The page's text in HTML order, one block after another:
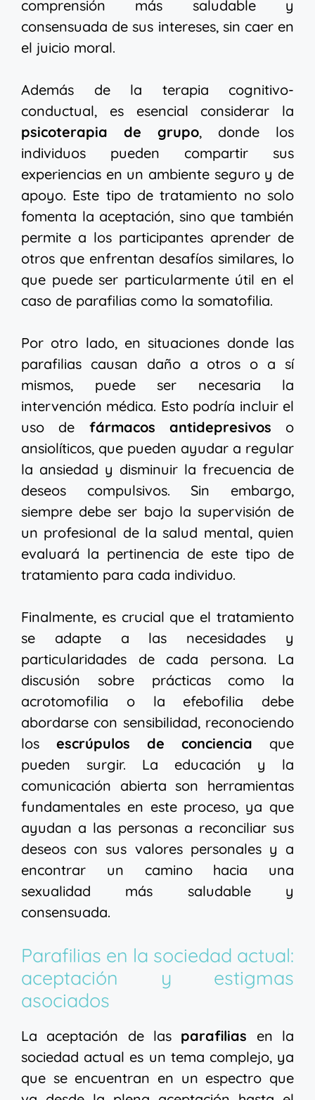
comprensión más saludable y
consensuada de sus intereses, sin caer en
el juicio moral.
Además de la terapia cognitivo-
conductual, es esencial considerar la
psicoterapia de grupo, donde los
individuos pueden compartir sus
experiencias en un ambiente seguro y de
apoyo. Este tipo de tratamiento no solo
fomenta la aceptación, sino que también
permite a los participantes aprender de
otros que enfrentan desafíos similares, lo
que puede ser particularmente útil en el
caso de parafilias como la somatofilia.
Por otro lado, en situaciones donde las
parafilias causan daño a otros o a sí
mismos, puede ser necesaria la
intervención médica. Esto podría incluir el
uso de fármacos antidepresivos o
ansiolíticos, que pueden ayudar a regular
la ansiedad y disminuir la frecuencia de
deseos compulsivos. Sin embargo,
siempre debe ser bajo la supervisión de
un profesional de la salud mental, quien
evaluará la pertinencia de este tipo de
tratamiento para cada individuo.
Finalmente, es crucial que el tratamiento
se adapte a las necesidades y
particularidades de cada persona. La
discusión sobre prácticas como la
acrotomofilia o la efebofilia debe
abordarse con sensibilidad, reconociendo
los escrúpulos de conciencia que
pueden surgir. La educación y la
comunicación abierta son herramientas
fundamentales en este proceso, ya que
ayudan a las personas a reconciliar sus
deseos con sus valores personales y a
encontrar un camino hacia una
sexualidad más saludable y
consensuada.
Parafilias en la sociedad actual:
aceptación y estigmas
asociados
La aceptación de las parafilias en la
sociedad actual es un tema complejo, ya
que se encuentran en un espectro que